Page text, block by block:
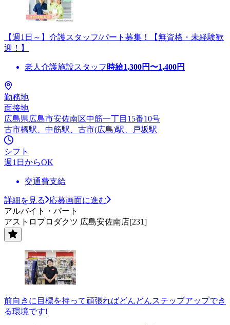
【週1日～】介護スタッフ/パート募集！【無資格・未経験歓
迎！】
老人介護施設スタッフ 時給1,300円〜1,400円
勤務地
面接地
広島県広島市安佐南区中筋一丁目15番10号
古市橋駅、中筋駅、古市(広島)駅、戸坂駅
シフト
週1日からOK
交通費支給
詳細を見る
応募画面に進む
アルバイト・パート
アストロプロダクツ 広島安佐南店[231]
前向きに目標を持って頑張ればどんどんステップアップでき
る環境です!